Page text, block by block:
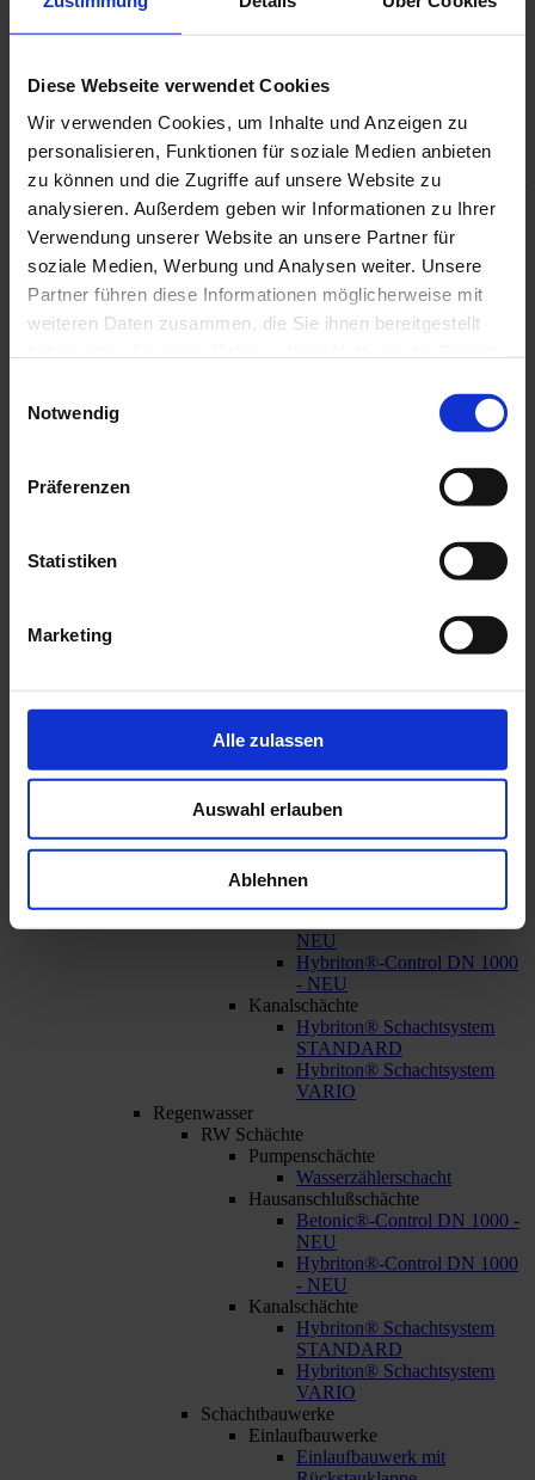
Diese Webseite verwendet Cookies
Wir verwenden Cookies, um Inhalte und Anzeigen zu
personalisieren, Funktionen für soziale Medien anbieten
zu können und die Zugriffe auf unsere Website zu
analysieren. Außerdem geben wir Informationen zu Ihrer
Verwendung unserer Website an unsere Partner für
soziale Medien, Werbung und Analysen weiter. Unsere
Partner führen diese Informationen möglicherweise mit
weiteren Daten zusammen, die Sie ihnen bereitgestellt
Notwendig
Präferenzen
Statistiken
Marketing
Alle zulassen
Auswahl erlauben
Ablehnen
Fertigteiltreppe
Winkelstützwände
Winkelstützwand Magnum
Winkelstützwand Magnum für
Winkelstützwand Magnum für
Geländer mit Fuß zur
Sichtseite
Winkelstützwand Mega
Winkelstützwand Mega für
Geländer
Winkelstützwand Mega für
Geländer mit Fuß zur
Winkelstützwand Maxi
Winkelstützwand Medium
Winkelstützwand Medium
Absperrungen
Betonleitsteine - NEU
Wasser
Schmutzwasser
SW Schächte
Pumpschächte
Wasserzählerschacht
NEU
Hybriton®-Control DN 1000
- NEU
Kanalschächte
Hybriton® Schachtsystem
STANDARD
Hybriton® Schachtsystem
VARIO
Regenwasser
RW Schächte
Pumpenschächte
Wasserzählerschacht
Hausanschlußschächte
Betonic®-Control DN 1000 -
NEU
Hybriton®-Control DN 1000
- NEU
Kanalschächte
Hybriton® Schachtsystem
STANDARD
Hybriton® Schachtsystem
VARIO
Schachtbauwerke
Einlaufbauwerke
Einlaufbauwerk mit